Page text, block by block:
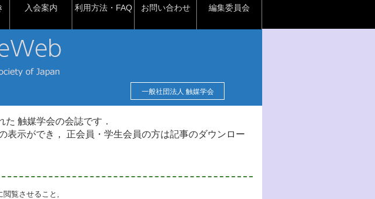
入会案内 利用方法・FAQ お問い合わせ 編集委員会
一般社団法人 触媒学会
触媒学会の会誌です．
表示ができ， 正会員・学生会員の方は記事のダウンロー
閲覧させること,